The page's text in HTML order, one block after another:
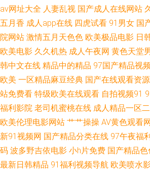
人日韩免费 午夜极品 91少女被入 豆花视频制服资
视频 美女抠逼 91社区成人网站 免费网页免费黄 最
草五月婷 东京色视频 欧日韩一本道 91蜜臀不卡 91
版 俺来也俺去也啪啪 久久综合av 污视频观看 影音
浆 大香蕉8 精品第9页 久草福利导航官网 欧美成
毛片 超碰91最新 国产岳母理论9 av天堂网址 黄色
av网址大全 人妻乱视 国产成人在线网站
五月香 成人app在线 四虎试看 91男女 国
院网站 激情五月天色色 欧美极品电影 日
欧美电影 久久机热 成人午夜网 黄色天堂
韩中文在线 精品中的精品 97国产精品视频
欧美 一区精品麻豆经典 国产在线观看资源
站免费看 特级欧美在线观看 自拍视频91
福利影院 老司机蜜桃在线 成人精品一区
欧美伦理电影网站 艹艹操操 AV黄色观看
新91视频网 国产精品分类在线 97午夜福
码 波多野吉依电影 小h片免费 国产精品
最新日韩精品 91福利视频导航 欧美喷水